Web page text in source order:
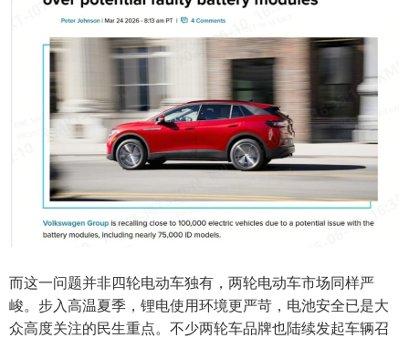
而这一问题并非四轮电动车独有，两轮电动车市场同样严
峻。步入高温夏季，锂电使用环境更严苛，电池安全已是大
众高度关注的民生重点。不少两轮车品牌也陆续发起车辆召